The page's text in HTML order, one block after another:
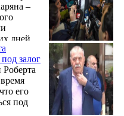
–
дней
законом.
залог
его
под